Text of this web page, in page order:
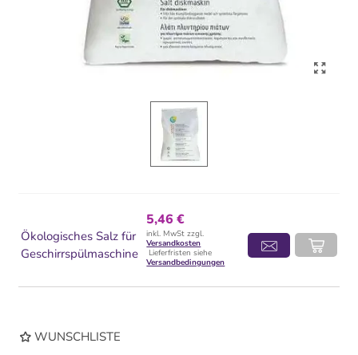
Ökologisches Salz für
Geschirrspülmaschine
5,46 €
inkl. MwSt zzgl.
Versandkosten
Lieferfristen siehe
Versandbedingungen
WUNSCHLISTE